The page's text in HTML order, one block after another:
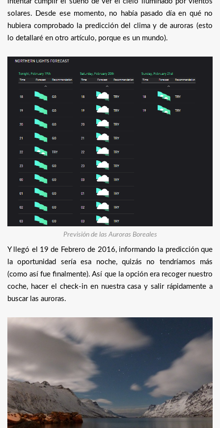
solares. Desde ese momento, no había pasado día en qué no
hubiera comprobado la predicción del clima y de auroras (esto
lo detallaré en otro artículo, porque es un mundo).
Previsión de las Auroras Boreales
Y llegó el 19 de Febrero de 2016, informando la predicción que
la oportunidad sería esa noche, quizás no tendríamos más
(como así fue finalmente). Así que la opción era recoger nuestro
coche, hacer el check-in en nuestra casa y salir rápidamente a
buscar las auroras.